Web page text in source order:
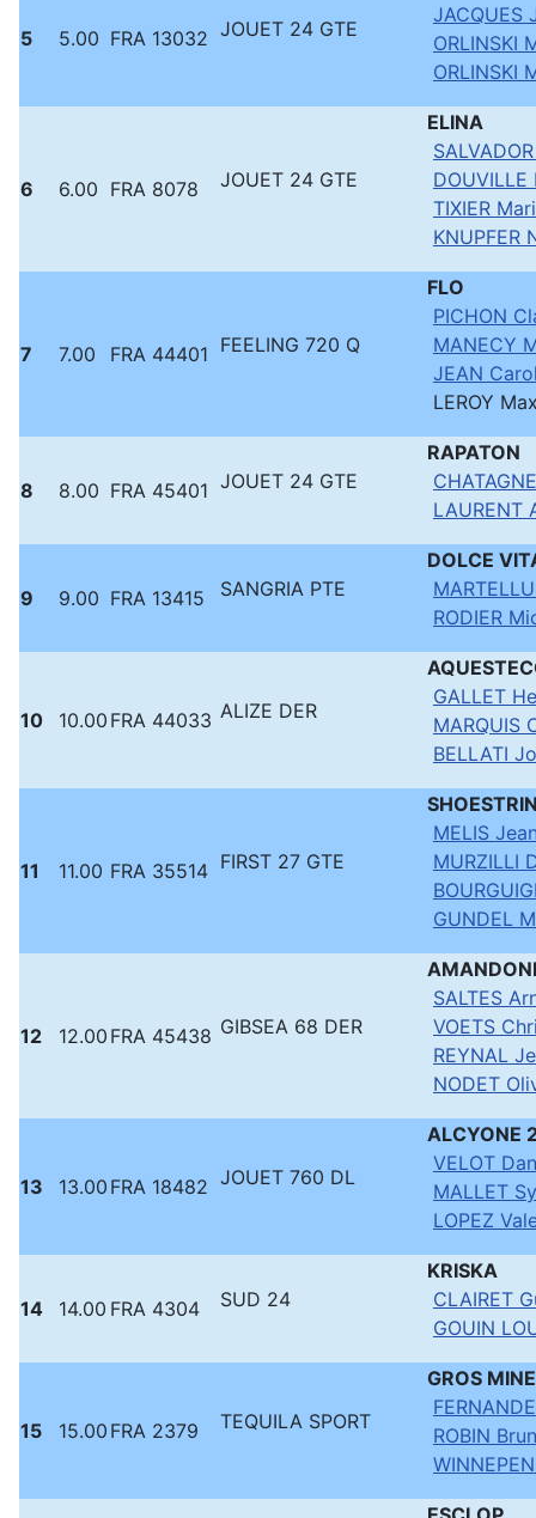
5 5.00 FRA 13032 JOUET 24 GTE
JACQUES
ORLINSKI
ORLINSKI
6 6.00 FRA 8078 JOUET 24 GTE
ELINA
TIXIER
KNUPFER
7 7.00 FRA 44401 FEELING 720 Q
FLO
PICHON
MANECY
JEAN
LEROY
8 8.00 FRA 45401 JOUET 24 GTE
RAPATON
LAURENT
9 9.00 FRA 13415 SANGRIA PTE
DOLCE
RODIER
10 10.00 FRA 44033 ALIZE DER
GALLET
MARQUIS
BELLATI
11 11.00 FRA 35514 FIRST 27 GTE
MELIS
MURZILLI
GUNDEL
12 12.00 FRA 45438 GIBSEA 68 DER
SALTES
VOETS
REYNAL
NODET
13 13.00 FRA 18482 JOUET 760 DL
ALCYONE
VELOT
MALLET
LOPEZ
14 14.00 FRA 4304 SUD 24
KRISKA
CLAIRET
GOUIN
15 15.00 FRA 2379 TEQUILA SPORT
GROS
ROBIN